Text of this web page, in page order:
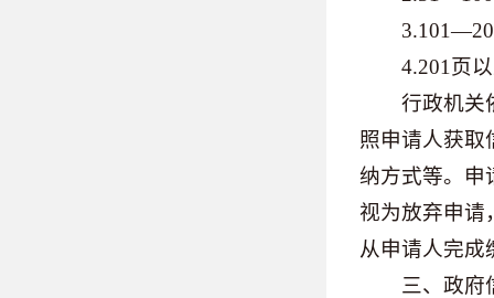
3.101—200
4.201页以
行政机关依
照申请人获取
纳方式等。申
视为放弃申请
从申请人完成
三、政府